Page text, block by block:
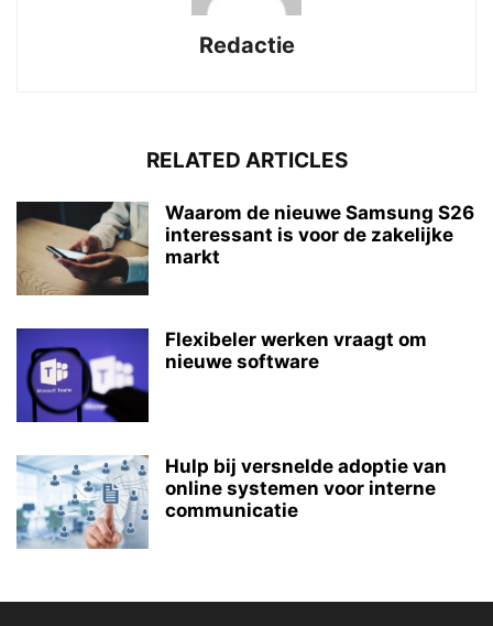
Redactie
RELATED ARTICLES
Waarom de nieuwe Samsung S26
interessant is voor de zakelijke
markt
Flexibeler werken vraagt om
nieuwe software
Hulp bij versnelde adoptie van
online systemen voor interne
communicatie